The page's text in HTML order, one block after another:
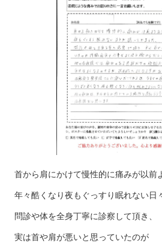
首から肩にかけて慢性的に痛みが以前
年々酷くなり夜もぐっすり眠れない日
問診や体を全身丁寧に診察して頂き、
実は首や肩が悪いと思っていたのが